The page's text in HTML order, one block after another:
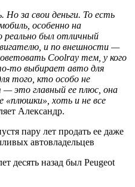
за свои деньги. То есть
особенно на
реально был отличный
и по внешности —
Coolray тем, у кого
то выбирает авто для
того, кто особо не
это главный ее плюс, она
«плюшки», хоть и не все
Александр.
десять назад был Peugeot